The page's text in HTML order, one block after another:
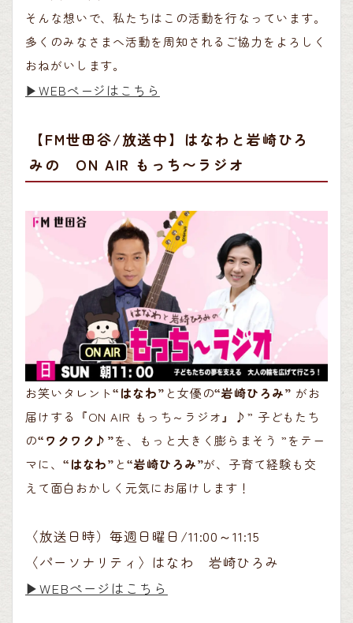
そんな想いで、私たちはこの活動を行なっています。
多くのみなさまへ活動を周知されるご協力をよろしく
おねがいします。
▶︎WEBページはこちら
【FM世田谷/放送中】はなわと岩崎ひろ
みの ON AIR もっち〜ラジオ
お笑いタレント“はなわ” と女優の“岩崎ひろみ” がお
届けする『ON AIR もっち～ラジオ』♪” 子どもたち
の“ワクワク♪”を、もっと大きく膨らまそう ”をテー
マに、 “はなわ” と“岩崎ひろみ”が、子育て経験も交
えて面白おかしく元気にお届けします！
〈放送日時）毎週日曜日/11:00～11:15
〈パーソナリティ〉はなわ 岩崎ひろみ
▶︎WEBページはこちら